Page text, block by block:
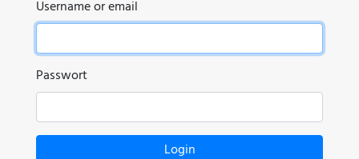
Username or email
Passwort
Login